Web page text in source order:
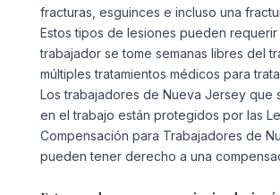
fracturas, esguinces e incluso una
Estos tipos de lesiones pueden
trabajador se tome semanas libres del
múltiples tratamientos médicos para
Los trabajadores de Nueva Jersey que
en el trabajo están protegidos por las
Compensación para Trabajadores de
pueden tener derecho a una